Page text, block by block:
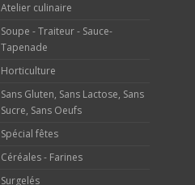
Atelier culinaire
Soupe - Traiteur - Sauce-
Tapenade
Horticulture
Sans Gluten, Sans Lactose, Sans
Sucre, Sans Oeufs
Spécial fêtes
Céréales - Farines
Surgelés